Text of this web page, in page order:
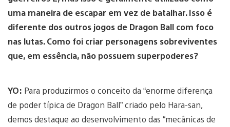
uma maneira de escapar em vez de batalhar. Isso é
diferente dos outros jogos de Dragon Ball com foco
nas lutas. Como foi criar personagens sobreviventes
que, em essência, não possuem superpoderes?
YO: Para produzirmos o conceito da “enorme diferença
de poder típica de Dragon Ball” criado pelo Hara-san,
demos destaque ao desenvolvimento das “mecânicas de